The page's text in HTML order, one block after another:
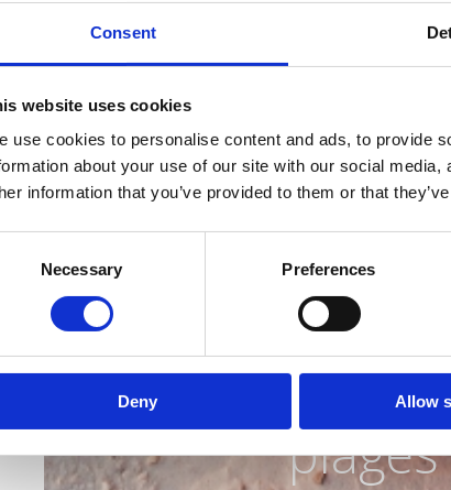
Consent
website uses cookies
use cookies to personalise content and ads, to provide
about your use of our site with our social
information that you’ve provided to them or that
Necessary Preferences
Deny Allow
Riviera avec
les plus belles
plages